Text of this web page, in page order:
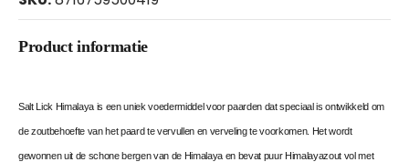
Product informatie
Salt Lick Himalaya is een uniek voedermiddel voor paarden dat speciaal is ontwikkeld om
de zoutbehoefte van het paard te vervullen en verveling te voorkomen. Het wordt
gewonnen uit de schone bergen van de Himalaya en bevat puur Himalayazout vol met